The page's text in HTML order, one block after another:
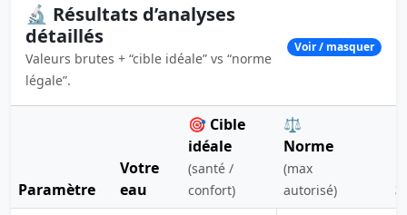
🔬 Résultats d’analyses
détaillés
Valeurs brutes + “cible idéale” vs “norme
légale”.
Voir / masquer
Paramètre
Votre
eau
🎯 Cible
idéale
(santé /
confort)
⚖️
Norme
(max
autorisé)